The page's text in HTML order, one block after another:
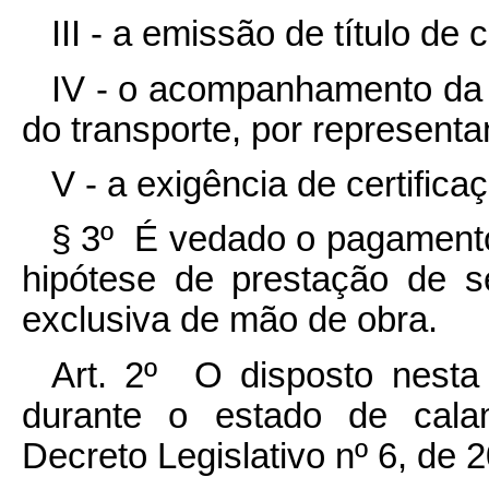
III - a emissão de título de
IV - o acompanhamento
do transporte, por
V - a exigência de
§ 3º É vedado o
hipótese de prestação de
exclusiva de mão de obra.
Art. 2º O disposto nesta
durante o estado de
Decreto Legislativo nº 6, de